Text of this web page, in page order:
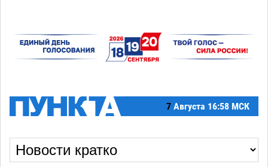
7 Августа 16:58 МСК